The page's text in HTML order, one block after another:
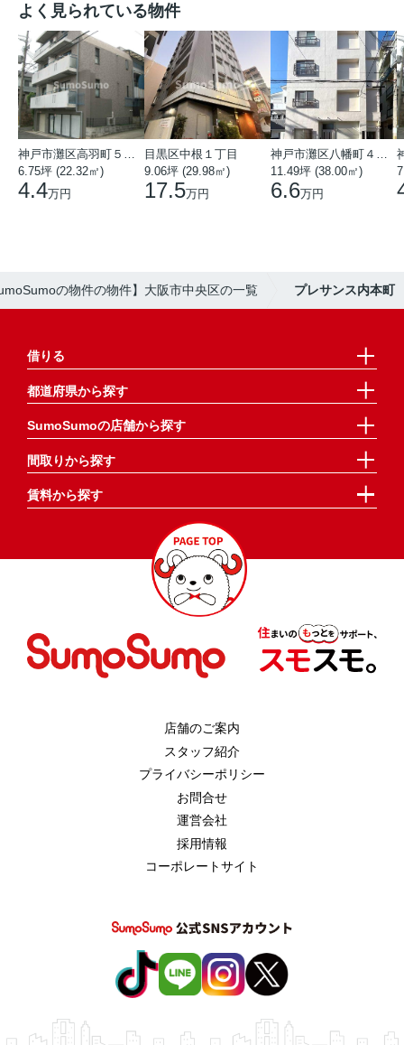
よく見られている物件
6.75坪 (22.32㎡)
4.4万円
目黒区中根１丁目
9.06坪 (29.98㎡)
17.5万円
11.49坪 (38.00㎡)
6.6万円
の物件の物件】大阪市中央区の一覧 プレサンス内本町
借りる
都道府県から探す
SumoSumoの店舗から探す
間取りから探す
賃料から探す
店舗のご案内
スタッフ紹介
プライバシーポリシー
お問合せ
運営会社
採用情報
コーポレートサイト